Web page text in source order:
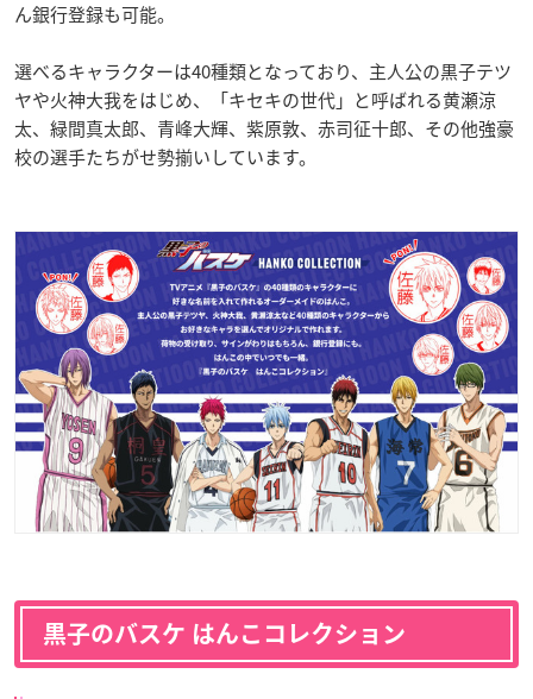
ん銀行登録も可能。
選べるキャラクターは40種類となっており、主人公の黒子テツ
ヤや火神大我をはじめ、「キセキの世代」と呼ばれる黄瀬涼
太、緑間真太郎、青峰大輝、紫原敦、赤司征十郎、その他強豪
校の選手たちがせ勢揃いしています。
黒子のバスケ はんこコレクション